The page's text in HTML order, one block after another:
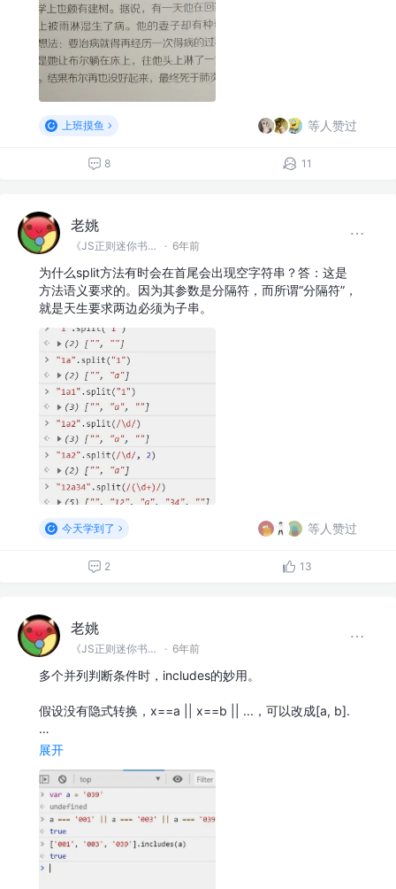
上班摸鱼 等人赞过
8 11
老姚
《JS正则迷你书》作者 · 6年前
为什么split方法有时会在首尾会出现空字符串？答：这是
方法语义要求的。因为其参数是分隔符，而所谓“分隔符”，
就是天生要求两边必须为子串。
今天学到了 等人赞过
2 13
老姚
《JS正则迷你书》作者 · 6年前
多个并列判断条件时，includes的妙用。
假设没有隐式转换，x==a || x==b || ...，可以改成[a, b].
…
展开